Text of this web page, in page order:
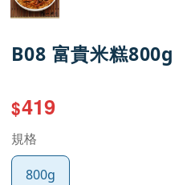
B08 富貴米糕800g
$419
規格
800g